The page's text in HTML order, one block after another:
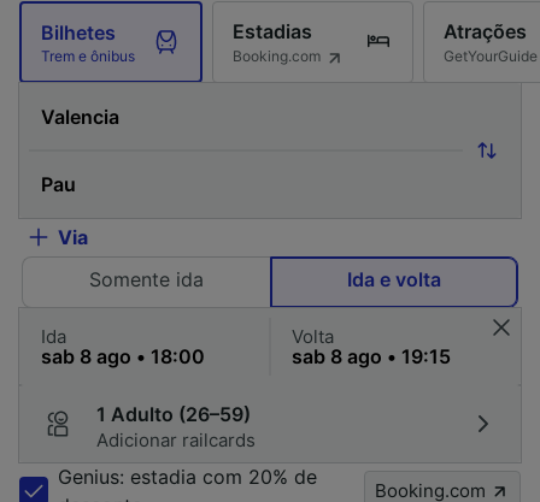
Bilhetes
Trem e ônibus
Estadias
Booking.com
Atrações
GetYourGuide
Via
Somente ida
Ida e volta
Ida Volta
1 Adulto (26–59)
Adicionar railcards
Genius: estadia com 20% de
Booking.com